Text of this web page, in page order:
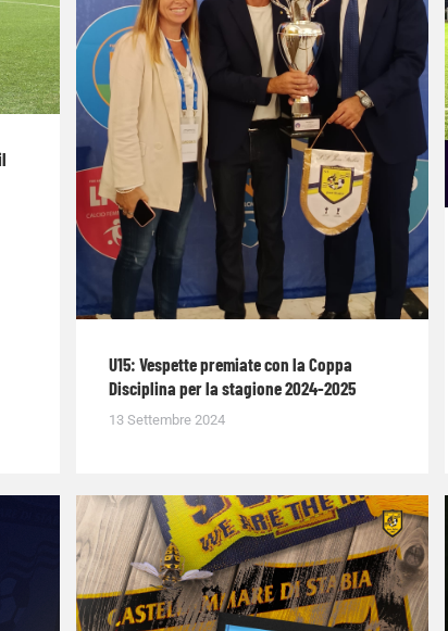
U15: Vespette premiate con la Coppa
Disciplina per la stagione 2024-2025
13 Settembre 2024